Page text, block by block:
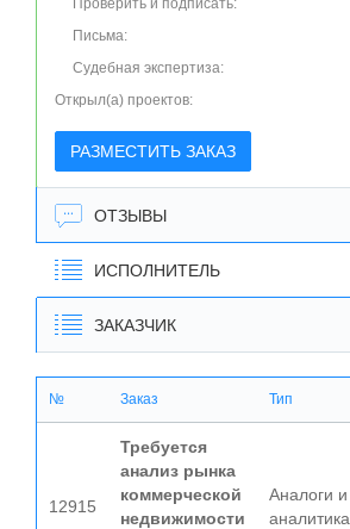
Проверить и подписать:
Письма:
Судебная экспертиза:
Открыл(а) проектов:
РАЗМЕСТИТЬ ЗАКАЗ
ОТЗЫВЫ
ИСПОЛНИТЕЛЬ
ЗАКАЗЧИК
№ Заказ Тип
12915
Требуется
анализ рынка
коммерческой
недвижимости
Аналоги и
аналитика